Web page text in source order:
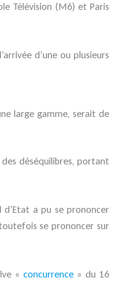
Télévision (M6) et Paris
d’une ou plusieurs
large gamme, serait de
déséquilibres, portant
d’Etat a pu se prononcer
se prononcer sur
« concurrence » du 16